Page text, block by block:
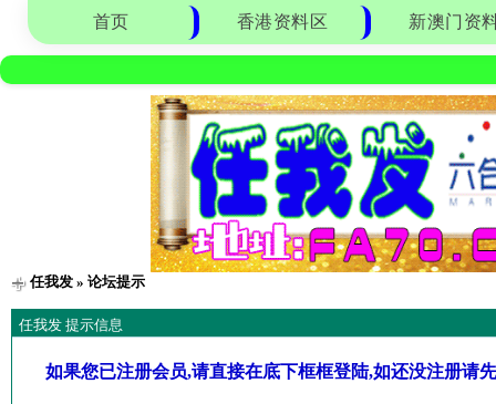
首页 香港资料区 新澳门资
任我发» 论坛提示
任我发 提示信息
如果您已注册会员,请直接在底下框框登陆,如还没注册请